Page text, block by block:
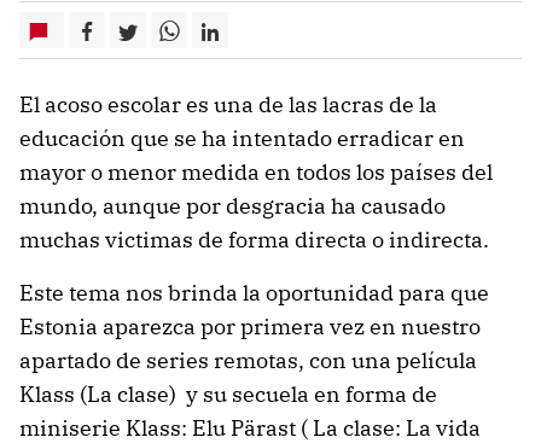
El acoso escolar es una de las lacras de la
educación que se ha intentado erradicar en
mayor o menor medida en todos los países del
mundo, aunque por desgracia ha causado
muchas victimas de forma directa o indirecta.
Este tema nos brinda la oportunidad para que
Estonia aparezca por primera vez en nuestro
apartado de series remotas, con una película
Klass (La clase) y su secuela en forma de
miniserie Klass: Elu Pärast ( La clase: La vida